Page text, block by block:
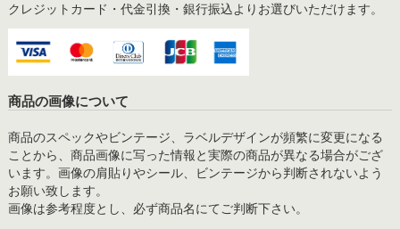
クレジットカード・代金引換・銀行振込よりお選びいただけます。
商品の画像について
商品のスペックやビンテージ、ラベルデザインが頻繁に変更になる
ことから、商品画像に写った情報と実際の商品が異なる場合がござ
います。画像の肩貼りやシール、ビンテージから判断されないよう
お願い致します。
画像は参考程度とし、必ず商品名にてご判断下さい。